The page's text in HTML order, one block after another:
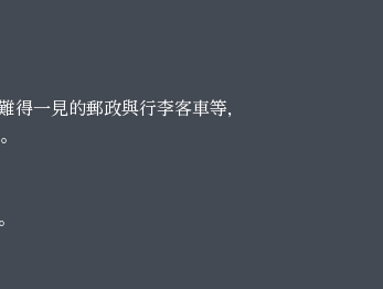
一見的郵政與行李客車等，